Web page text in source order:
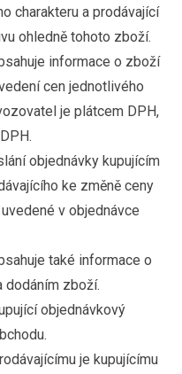
charakteru a prodávající
ohledně tohoto zboží.
informace o zboží
cen jednotlivého
je plátcem DPH,
objednávky kupujícím
ke změně ceny
v objednávce
také informace o
dodáním zboží.
objednávkový
je kupujícímu